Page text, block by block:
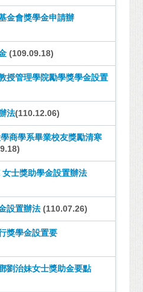
金會獎學金申請辦
(109.09.18)
授管理學院勵學獎學金設置
法(110.12.06)
商學系畢業校友獎勵清寒
士獎助學金設置辦法
設置辦法 (110.07.26)
獎學金設置要
劉治妹女士獎助金要點